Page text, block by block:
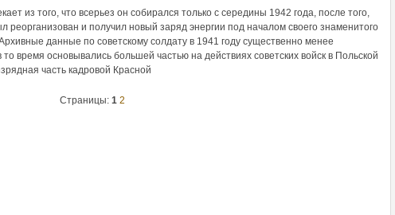
из того, что всерьез он собирался только с середины 1942 года, после того,
реорганизован и получил новый заряд энергии под началом своего знаменитого
данные по советскому солдату в 1941 году существенно менее
время основывались большей частью на действиях советских войск в Польской
часть кадровой Красной
Страницы: 1 2